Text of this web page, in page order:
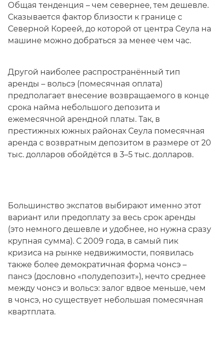
Общая тенденция – чем севернее, тем дешевле.
Сказывается фактор близости к границе с
Северной Кореей, до которой от центра Сеула на
машине можно добраться за менее чем час.
Другой наиболее распространённый тип
аренды – вольсэ (помесячная оплата)
предполагает внесение возвращаемого в конце
срока найма небольшого депозита и
ежемесячной арендной платы. Так, в
престижных южных районах Сеула помесячная
аренда с возвратным депозитом в размере от 20
тыс. долларов обойдётся в 3–5 тыс. долларов.
Большинство экспатов выбирают именно этот
вариант или предоплату за весь срок аренды
(это немного дешевле и удобнее, но нужна сразу
крупная сумма). С 2009 года, в самый пик
кризиса на рынке недвижимости, появилась
также более демократичная форма чонсэ –
пансэ (дословно «полудепозит»), нечто среднее
между чонсэ и вольсэ: залог вдвое меньше, чем
в чонсэ, но существует небольшая помесячная
квартплата.